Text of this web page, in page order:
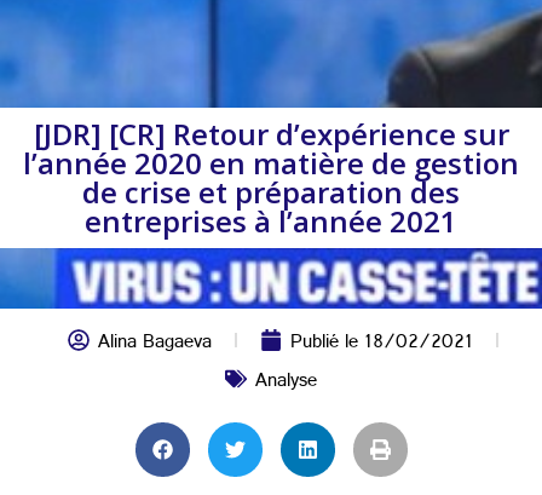
[JDR] [CR] Retour d’expérience sur
l’année 2020 en matière de gestion
de crise et préparation des
entreprises à l’année 2021
Alina Bagaeva Publié le18/02/2021
Analyse